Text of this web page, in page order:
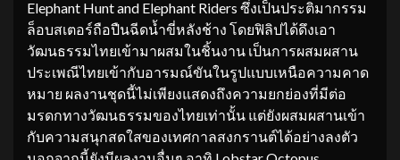
Elephant Hunt and Elephant Riders ซึ่งเป็นประติมากรรม
ล็อบสเตอร์ถือปืนฉีดน้ำขี่หลังช้าง โดยฟิลิปได้ดึงเอา
วัฒนธรรมไทยเข้ามาผสมในชิ้นงาน เป็นการผสมผสาน
ประเพณีไทยเข้ากับอารมณ์ขันในรูปแบบเหนือความคาด
หมาย ผลงานชุดนี้ไม่เพียงแสดงถึงความยกย่องที่มีต่อ
มรดกทางวัฒนธรรมของไทยเท่านั้น แต่ยังผสมผสานเข้า
กับความสนุกสดใสของเทศกาลสงกรานต์ได้อย่างลงตัว